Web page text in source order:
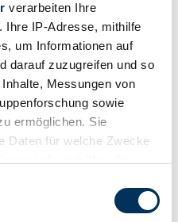
verarbeiten Ihre
Ihre IP-Adresse, mithilfe
um Informationen auf
darauf zuzugreifen und so
Messungen von
sowie
ermöglichen. Sie
Daten für welche Zwecke